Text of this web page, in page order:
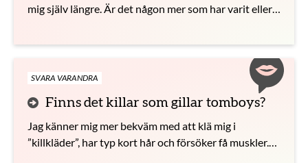
mig själv längre. Är det någon mer som har varit eller
SVARA VARANDRA
Finns det killar som gillar tomboys?
Jag känner mig mer bekväm med att klä mig i
”killkläder”, har typ kort hår och försöker få muskler.